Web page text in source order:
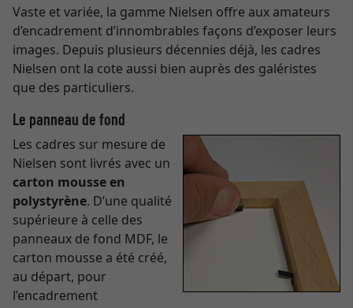
Vaste et variée, la gamme Nielsen offre aux amateurs
d’encadrement d’innombrables façons d’exposer leurs
images. Depuis plusieurs décennies déjà, les cadres
Nielsen ont la cote aussi bien auprès des galéristes
que des particuliers.
Le panneau de fond
Les cadres sur mesure de
Nielsen sont livrés avec un
carton mousse en
polystyrène. D’une qualité
supérieure à celle des
panneaux de fond MDF, le
carton mousse a été créé,
au départ, pour
l’encadrement